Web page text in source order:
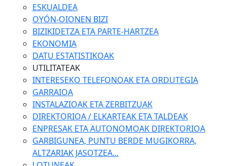
ESKUALDEA
OYÓN-OIONEN BIZI
BIZIKIDETZA ETA PARTE-HARTZEA
EKONOMIA
DATU ESTATISTIKOAK
UTILITATEAK
INTERESEKO TELEFONOAK ETA ORDUTEGIA
GARRAIOA
INSTALAZIOAK ETA ZERBITZUAK
DIREKTORIOA / ELKARTEAK ETA TALDEAK
ENPRESAK ETA AUTONOMOAK DIREKTORIOA
GARBIGUNEA, PUNTU BERDE MUGIKORRA,
ALTZARIAK JASOTZEA...